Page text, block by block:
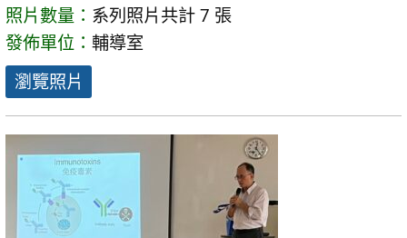
照片數量： 系列照片共計 7 張
發佈單位： 輔導室
瀏覽照片